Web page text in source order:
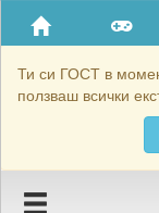
Ти си ГОСТ в
ползваш всички
Приятели
Хронология на
Подаръците на